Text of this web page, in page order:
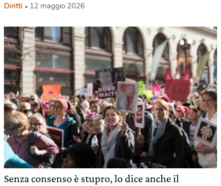
Diritti 12 maggio 2026
Senza consenso è stupro, lo dice anche il